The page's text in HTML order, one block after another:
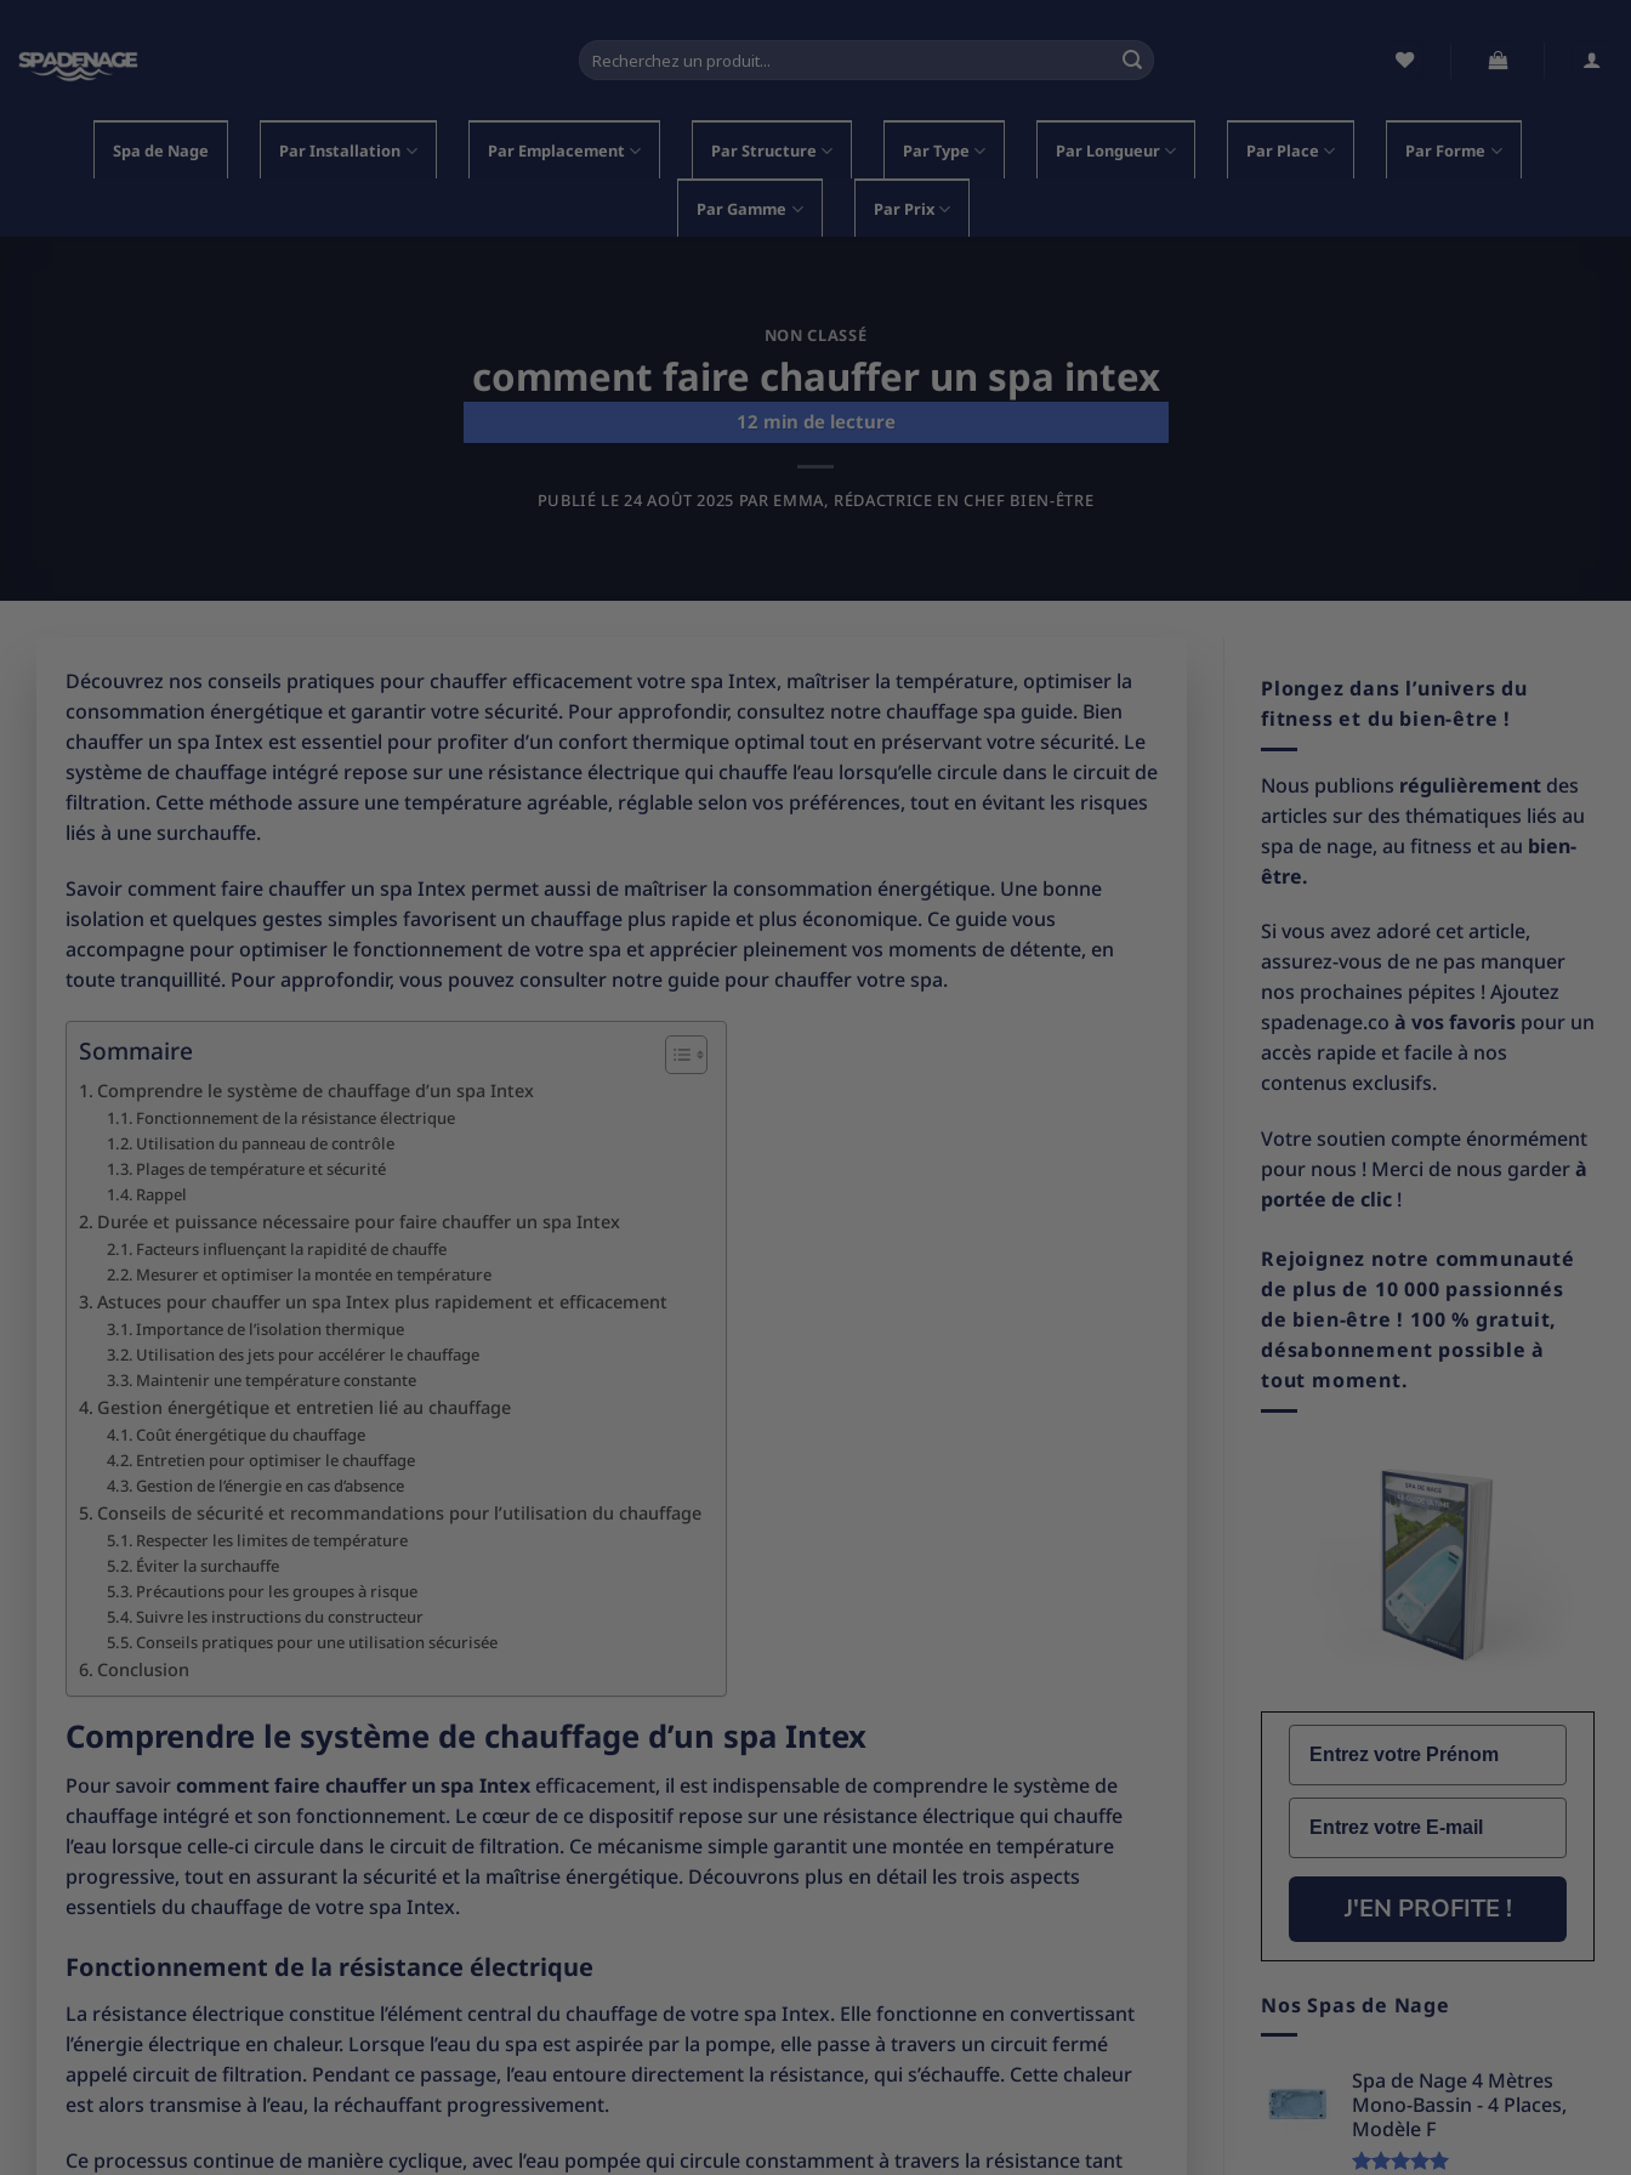
contenu
Recherche
pour :
Spa de Nage Par Installation Par Emplacement Par Structure Par Type Par Longueur Par Place Par Forme
Par Gamme Par Prix
NON CLASSÉ
comment faire chauffer un spa intex
PUBLIÉ LE24 AOÛT 2025 PAR EMMA, RÉDACTRICE EN CHEF BIEN-ÊTRE
Découvrez nos conseils pratiques pour chauffer efficacement votre spa Intex, maîtriser la température, optimiser la
consommation énergétique et garantir votre sécurité. Pour approfondir, consultez notre chauffage spa guide. Bien
chauffer un spa Intex est essentiel pour profiter d’un confort thermique optimal tout en préservant votre sécurité. Le
système de chauffage intégré repose sur une résistance électrique qui chauffe l’eau lorsqu’elle circule dans le circuit de
filtration. Cette méthode assure une température agréable, réglable selon vos préférences, tout en évitant les risques
liés à une surchauffe.
Savoir comment faire chauffer un spa Intex permet aussi de maîtriser la consommation énergétique. Une bonne
isolation et quelques gestes simples favorisent un chauffage plus rapide et plus économique. Ce guide vous
accompagne pour optimiser le fonctionnement de votre spa et apprécier pleinement vos moments de détente, en
toute tranquillité. Pour approfondir, vous pouvez consulter notre guide pour chauffer votre spa.
Sommaire
Comprendre le système de chauffage d’un spa Intex
Fonctionnement de la résistance électrique
Utilisation du panneau de contrôle
Plages de température et sécurité
Rappel
Durée et puissance nécessaire pour faire chauffer un spa Intex
Facteurs influençant la rapidité de chauffe
Mesurer et optimiser la montée en température
Astuces pour chauffer un spa Intex plus rapidement et efficacement
Importance de l’isolation thermique
Utilisation des jets pour accélérer le chauffage
Maintenir une température constante
Gestion énergétique et entretien lié au chauffage
Coût énergétique du chauffage
Entretien pour optimiser le chauffage
Gestion de l’énergie en cas d’absence
Conseils de sécurité et recommandations pour l’utilisation du chauffage
Respecter les limites de température
Éviter la surchauffe
Précautions pour les groupes à risque
Suivre les instructions du constructeur
Conseils pratiques pour une utilisation sécurisée
Conclusion
Comprendre le système de chauffage d’un spa Intex
Pour savoir comment faire chauffer un spa Intex efficacement, il est indispensable de comprendre le système de
chauffage intégré et son fonctionnement. Le cœur de ce dispositif repose sur une résistance électrique qui chauffe
l’eau lorsque celle-ci circule dans le circuit de filtration. Ce mécanisme simple garantit une montée en température
progressive, tout en assurant la sécurité et la maîtrise énergétique. Découvrons plus en détail les trois aspects
essentiels du chauffage de votre spa Intex.
Fonctionnement de la résistance électrique
La résistance électrique constitue l’élément central du chauffage de votre spa Intex. Elle fonctionne en convertissant
l’énergie électrique en chaleur. Lorsque l’eau du spa est aspirée par la pompe, elle passe à travers un circuit fermé
appelé circuit de filtration. Pendant ce passage, l’eau entoure directement la résistance, qui s’échauffe. Cette chaleur
est alors transmise à l’eau, la réchauffant progressivement.
Ce processus continue de manière cyclique, avec l’eau pompée qui circule constamment à travers la résistance tant
Plongez dans l’univers du
fitness et du bien-être !
Nous publions régulièrement des
articles sur des thématiques liés au
spa de nage, au fitness et au bien-
être.
Si vous avez adoré cet article,
assurez-vous de ne pas manquer
nos prochaines pépites ! Ajoutez
spadenage.co à vos favoris pour un
accès rapide et facile à nos
contenus exclusifs.
Votre soutien compte énormément
pour nous ! Merci de nous garderà
portée de clic !
Rejoignez notre communauté
de plus de 10 000 passionnés
de bien-être ! 100 % gratuit,
désabonnement possible à
tout moment.
Name
Email
J'EN PROFITE !
Nos Spas de Nage
Spa de Nage 4 Mètres
Mono-Bassin - 4 Places,
Modèle F